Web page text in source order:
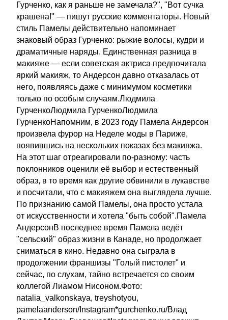
Гурченко, как я раньше не замечала?", "Вот сучка
крашена!" — пишут русские комментаторы. Новый
стиль Памелы действительно напоминает
знаковый образ Гурченко: рыжие волосы, кудри и
драматичные наряды. Единственная разница в
макияже — если советская актриса предпочитала
яркий макияж, то Андерсон давно отказалась от
него, появляясь даже с минимумом косметики
только по особым случаям.Людмила
ГурченкоЛюдмила ГурченкоЛюдмила
ГурченкоНапомним, в 2023 году Памела Андерсон
произвела фурор на Неделе моды в Париже,
появившись на нескольких показах без макияжа.
На этот шаг отреагировали по-разному: часть
поклонников оценили её выбор и естественный
образ, в то время как другие обвинили в лукавстве
и посчитали, что с макияжем она выглядела лучше.
По признанию самой Памелы, она просто устала
от искусственности и хотела "быть собой".Памела
АндерсонВ последнее время Памела ведёт
"сельский" образ жизни в Канаде, но продолжает
сниматься в кино. Недавно она сыграла в
продолжении франшизы "Голый пистолет" и
сейчас, по слухам, тайно встречается со своим
коллегой Лиамом Нисоном.Фото:
natalia_valkonskaya, treyshotyou,
pamelaanderson/Instagram*gurchenko.ru/Влад